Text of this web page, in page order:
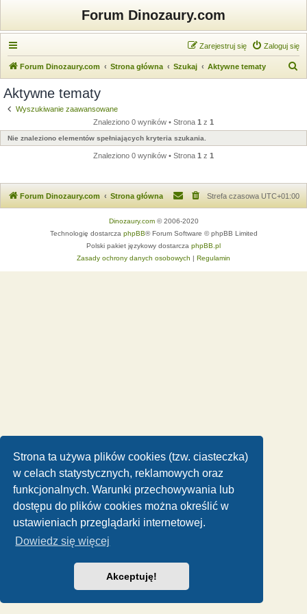
Strona ta używa plików cookies (tzw. ciasteczka)
w celach statystycznych, reklamowych oraz
funkcjonalnych. Warunki przechowywania lub
dostępu do plików cookies można określić w
ustawieniach przeglądarki internetowej.
Dowiedz się więcej
Akceptuję!
Forum Dinozaury.com
Zaloguj się
Zarejestruj się
Forum Dinozaury.com Strona główna Szukaj Aktywne tematy
a
j
Aktywne tematy
Wyszukiwanie zaawansowane
Znaleziono 0 wyników • Strona 1 z 1
Nie znaleziono elementów spełniających kryteria szukania.
Znaleziono 0 wyników • Strona 1 z 1
Forum Dinozaury.com Strona główna Strefa czasowa UTC+01:00
Dinozaury.com© 2006-2020
Technologię dostarcza phpBB® Forum Software © phpBB Limited
Polski pakiet językowy dostarcza phpBB.pl
Zasady ochrony danych osobowych | Regulamin